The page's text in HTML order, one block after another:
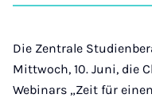
Die Zentrale
Mittwoch, 10. Juni, die
Webinars „Zeit für